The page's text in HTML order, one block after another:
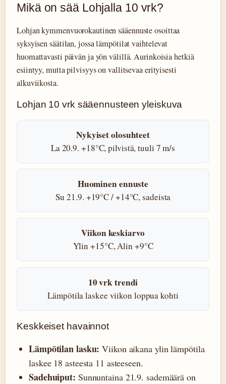
Mikä on sää Lohjalla 10 vrk?
Lohjan kymmenvuorokautinen sääennuste osoittaa
syksyisen säätilan, jossa lämpötilat vaihtelevat
huomattavasti päivän ja yön välillä. Aurinkoisia hetkiä
esiintyy, mutta pilvisyys on vallitsevaa erityisesti
alkuviikosta.
Lohjan 10 vrk sääennusteen yleiskuva
Nykyiset olosuhteet
La 20.9. +18°C, pilvistä, tuuli 7 m/s
Huominen ennuste
Su 21.9. +19°C / +14°C, sadeista
Viikon keskiarvo
Ylin +15°C, Alin +9°C
10 vrk trendi
Lämpötila laskee viikon loppua kohti
Keskkeiset havainnot
Lämpötilan lasku: Viikon aikana ylin lämpötila
laskee 18 asteesta 11 asteeseen.
Sadehuiput: Sunnuntaina 21.9. sademäärä on